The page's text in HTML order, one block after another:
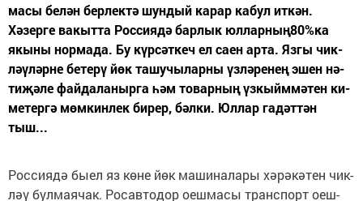
ма­сы бе­лән бер­лек­тә шун­дый ка­рар ка­бул ит­кән.
Хәзер­ге ва­кыт­та Рос­си­я­дә бар­лык юл­лар­ның80%ка
якы­ны нор­ма­да. Бу күр­сәт­кеч ел са­ен ар­та. Яз­гы чик­
ләү­ләр­не бе­те­рү йөк та­шу­чы­лар­ны үз­лә­ре­нең эшен нә­
ти­җә­ле фай­да­ла­ныр­га һәм то­вар­ның үз­кыйм­мә­тен ки­
ме­тер­гә мөм­кин­лек би­рер, бәл­ки. Юл­лар га­дәт­тән
тыш...
Рос­си­я­дә бы­ел яз кө­не йөк ма­ши­на­ла­ры хә­рәк­әтен чик­
ләү бул­ма­я­чак. Ро­сав­то­дор оеш­ма­сы тран­с­порт оеш­